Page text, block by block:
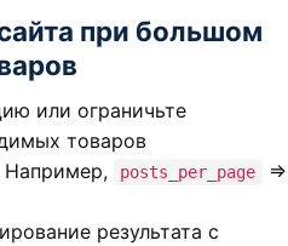
при большом
или ограничьте
товаров
Например, posts_per_page
=>
результата с